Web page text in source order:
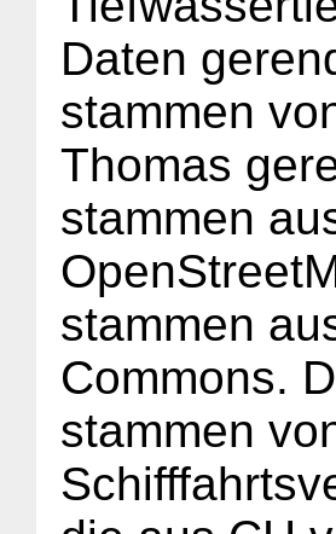
Daten
stammen
Thomas
stammen
stammen
Commons.
stammen